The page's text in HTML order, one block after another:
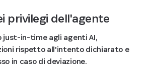
privilegi dell'agente
just-in-time agli agenti AI,
rispetto all'intento dichiarato e
in caso di deviazione.